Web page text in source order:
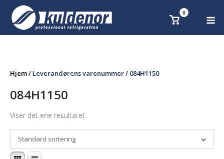
content
Se 0
Hjem/ Leverandørens varenummer / 084H1150
084H1150
Viser det ene resultatet
Standard sortering